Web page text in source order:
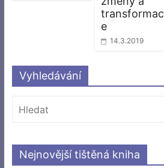
transformac
e
14.3.2019
Vyhledávání
Nejnovější tištěná kniha